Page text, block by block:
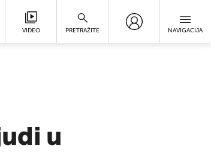
VIDEO PRETRAŽITE NAVIGACIJA
u